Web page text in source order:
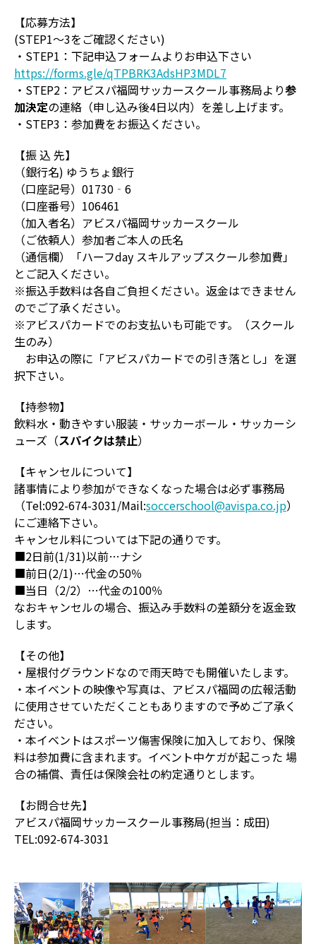
【応募方法】
(STEP1～3をご確認ください)
・STEP1：下記申込フォームよりお申込下さい
https://forms.gle/qTPBRK3AdsHP3MDL7
・STEP2：アビスパ福岡サッカースクール事務局より参
加決定の連絡（申し込み後4日以内）を差し上げます。
・STEP3：参加費をお振込ください。
【振 込 先】
（銀行名) ゆうちょ銀行
（口座記号）01730‐6
（口座番号）106461
（加入者名）アビスパ福岡サッカースクール
（ご依頼人）参加者ご本人の氏名
（通信欄）「ハーフday スキルアップスクール参加費」
とご記入ください。
※振込手数料は各自ご負担ください。返金はできません
のでご了承ください。
※アビスパカードでのお支払いも可能です。（スクール
生のみ）
お申込の際に「アビスパカードでの引き落とし」を選
択下さい。
【持参物】
飲料水・動きやすい服装・サッカーボール・サッカーシ
ューズ（スパイクは禁止）
【キャンセルについて】
諸事情により参加ができなくなった場合は必ず事務局
（Tel:092-674-3031/Mail:soccerschool@avispa.co.jp）
にご連絡下さい。
キャンセル料については下記の通りです。
■2日前(1/31)以前…ナシ
■前日(2/1)…代金の50％
■当日（2/2）…代金の100％
なおキャンセルの場合、振込み手数料の差額分を返金致
します。
【その他】
・屋根付グラウンドなので雨天時でも開催いたします。
・本イベントの映像や写真は、アビスパ福岡の広報活動
に使用させていただくこともありますので予めご了承く
ださい。
・本イベントはスポーツ傷害保険に加入しており、保険
料は参加費に含まれます。イベント中ケガが起こった 場
合の補償、責任は保険会社の約定通りとします。
【お問合せ先】
アビスパ福岡サッカースクール事務局(担当：成田)
TEL:092-674-3031